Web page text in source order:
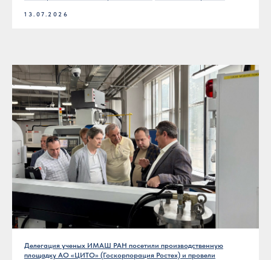
13.07.2026
Делегация ученых ИМАШ РАН посетили производственную
площадку АО «ЦИТО» (Госкорпорация Ростех) и провели